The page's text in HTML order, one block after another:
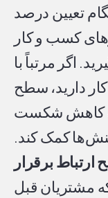
تعیین درصد
کسب و کار
اگر مرتباً با
دارید، سطح
به کاهش شکست
کمک کند.
برقرار
مشتریان قبل